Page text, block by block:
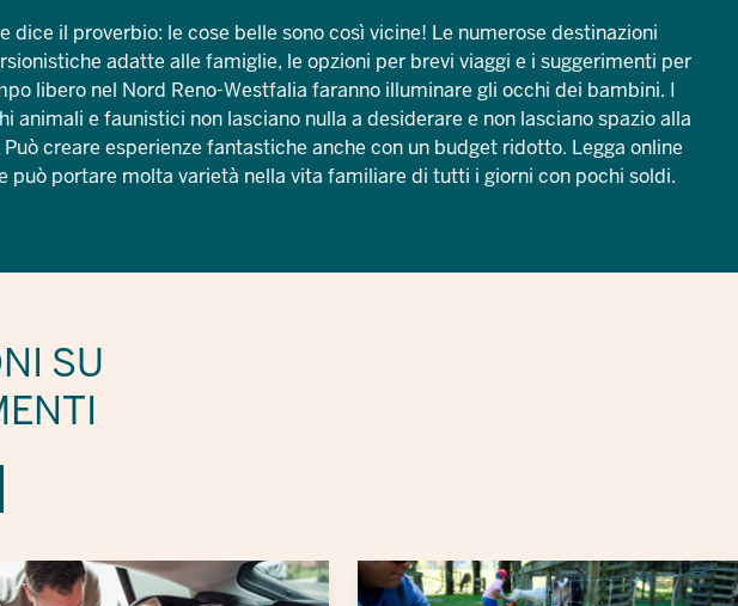
dice il proverbio: le cose belle sono così vicine! Le numerose destinazioni
adatte alle famiglie, le opzioni per brevi viaggi e i suggerimenti per
libero nel Nord Reno-Westfalia faranno illuminare gli occhi dei bambini. I
animali e faunistici non lasciano nulla a desiderare e non lasciano spazio alla
Può creare esperienze fantastiche anche con un budget ridotto. Legga online
può portare molta varietà nella vita familiare di tutti i giorni con pochi soldi.
SU